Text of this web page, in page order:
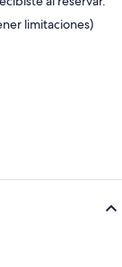
limitaciones)